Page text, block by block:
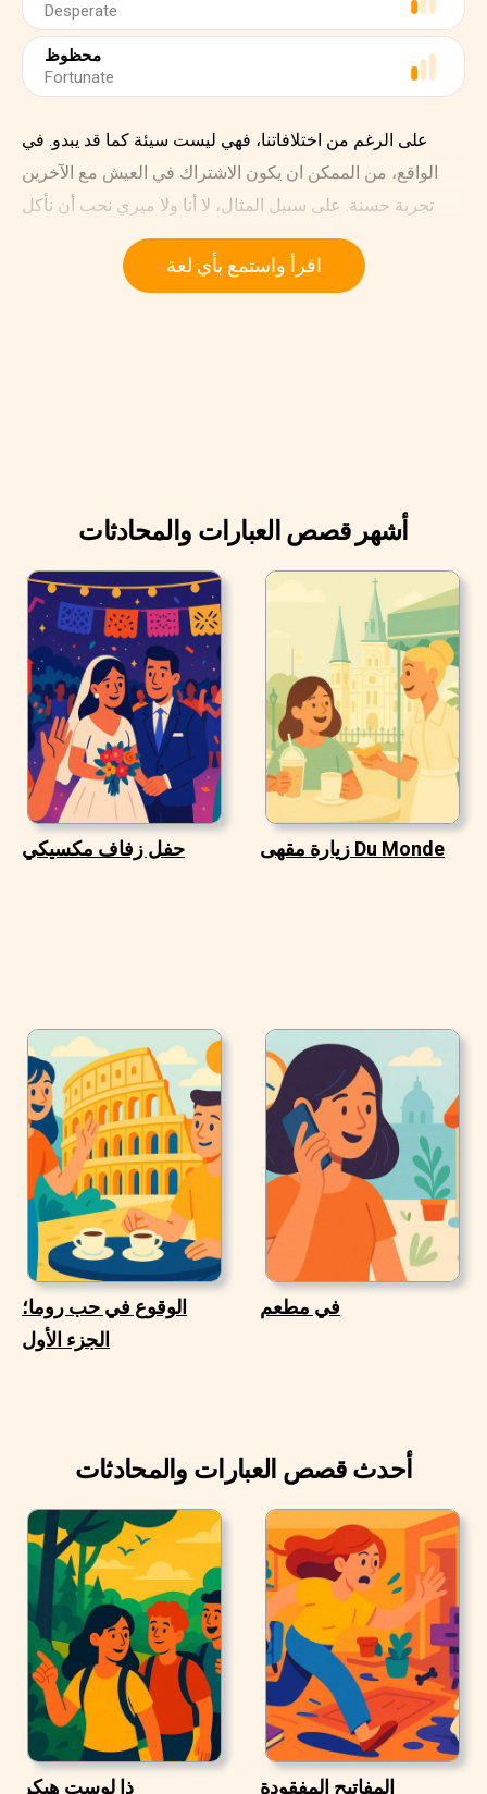
Desperate
محظوظ
Fortunate
على الرغم من اختلافاتنا، فهي ليست سيئة كما قد يبدو. في
الواقع، من الممكن ان يكون الاشتراك في العيش مع الآخرين
تجربة حسنة. على سبيل المثال، لا أنا ولا ميري نحب أن نأكل
بمفردنا. ولذلك رتبنا جداول مواعيدنا حتى نتمكن من تناول
الطعام معًا كل يوم. أصبحنا أصدقاء على الرغم من أننا نختلف
اقرأ واستمع بأي لغة
أشهر قصص العبارات والمحادثات
حفل زفاف مكسيكي زيارة مقهى Du Monde
الوقوع في حب روما؛
الجزء الأول
في مطعم
أحدث قصص العبارات والمحادثات
ذا لوست هيكر المفاتيح المفقودة